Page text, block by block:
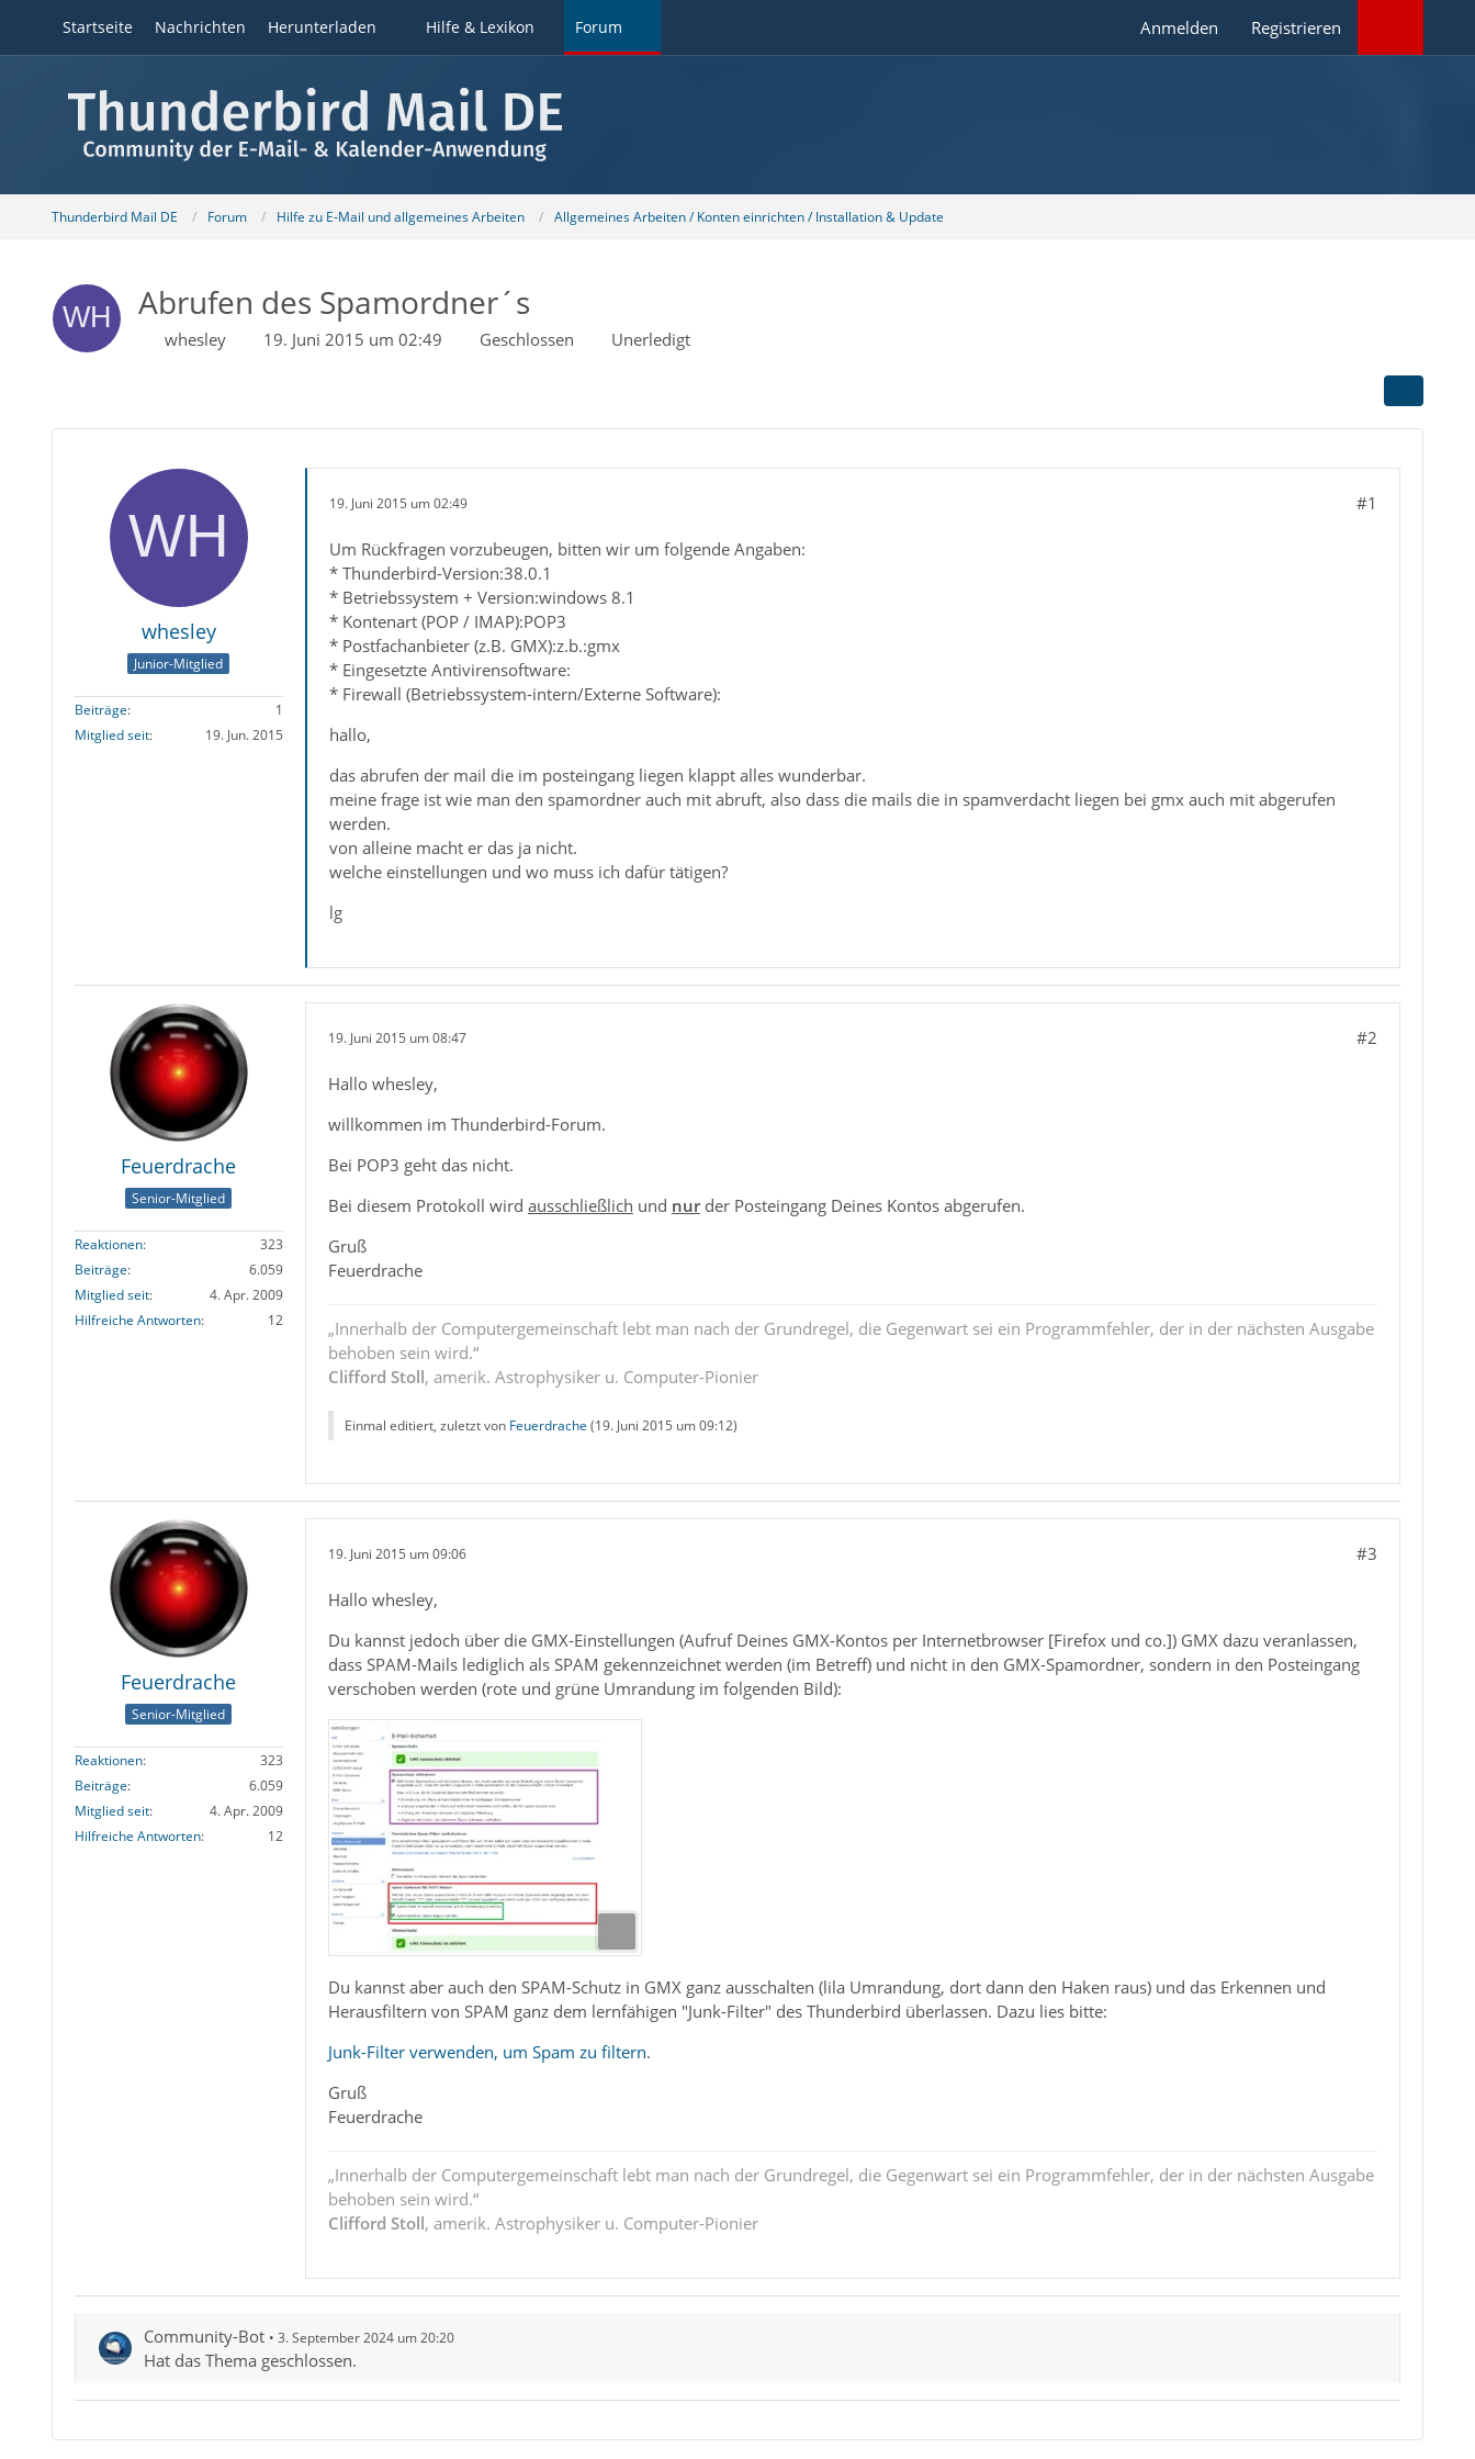
Startseite Nachrichten Herunterladen Hilfe & Lexikon Forum Anmelden Registrieren
Thunderbird Mail DE Forum Hilfe zu E-Mail und allgemeines Arbeiten Allgemeines Arbeiten / Konten einrichten / Installation & Update
Abrufen des Spamordner´s
whesley 19. Juni 2015 um 02:49 Geschlossen Unerledigt
whesley
Junior-Mitglied
Beiträge
1
Mitglied seit
19. Jun. 2015
19. Juni 2015 um 02:49 #1
Um Rückfragen vorzubeugen, bitten wir um folgende Angaben:
* Thunderbird-Version:38.0.1
* Betriebssystem + Version:windows 8.1
* Kontenart (POP / IMAP):POP3
* Postfachanbieter (z.B. GMX):z.b.:gmx
* Eingesetzte Antivirensoftware:
* Firewall (Betriebssystem-intern/Externe Software):
hallo,
das abrufen der mail die im posteingang liegen klappt alles wunderbar.
meine frage ist wie man den spamordner auch mit abruft, also dass die mails die in spamverdacht liegen bei gmx auch mit abgerufen
werden.
von alleine macht er das ja nicht.
welche einstellungen und wo muss ich dafür tätigen?
lg
Feuerdrache
Senior-Mitglied
Reaktionen
323
Beiträge
6.059
Mitglied seit
4. Apr. 2009
Hilfreiche Antworten
12
19. Juni 2015 um 08:47 #2
Hallo whesley,
willkommen im Thunderbird-Forum.
Bei POP3 geht das nicht.
Bei diesem Protokoll wird ausschließlich und nurder Posteingang Deines Kontos abgerufen.
Gruß
Feuerdrache
„Innerhalb der Computergemeinschaft lebt man nach der Grundregel, die Gegenwart sei ein Programmfehler, der in der nächsten Ausgabe
behoben sein wird.“
Clifford Stoll, amerik. Astrophysiker u. Computer-Pionier
Einmal editiert, zuletzt von Feuerdrache (19. Juni 2015 um 09:12)
Feuerdrache
Senior-Mitglied
Reaktionen
323
Beiträge
6.059
Mitglied seit
4. Apr. 2009
Hilfreiche Antworten
12
19. Juni 2015 um 09:06 #3
Hallo whesley,
Du kannst jedoch über die GMX-Einstellungen (Aufruf Deines GMX-Kontos per Internetbrowser [Firefox und co.]) GMX dazu veranlassen,
dass SPAM-Mails lediglich als SPAM gekennzeichnet werden (im Betreff) und nicht in den GMX-Spamordner, sondern in den Posteingang
verschoben werden (rote und grüne Umrandung im folgenden Bild):
Du kannst aber auch den SPAM-Schutz in GMX ganz ausschalten (lila Umrandung, dort dann den Haken raus) und das Erkennen und
Herausfiltern von SPAM ganz dem lernfähigen "Junk-Filter" des Thunderbird überlassen. Dazu lies bitte:
Junk-Filter verwenden, um Spam zu filtern.
Gruß
Feuerdrache
„Innerhalb der Computergemeinschaft lebt man nach der Grundregel, die Gegenwart sei ein Programmfehler, der in der nächsten Ausgabe
behoben sein wird.“
Clifford Stoll, amerik. Astrophysiker u. Computer-Pionier
Community-Bot 3. September 2024 um 20:20
Hat das Thema geschlossen.